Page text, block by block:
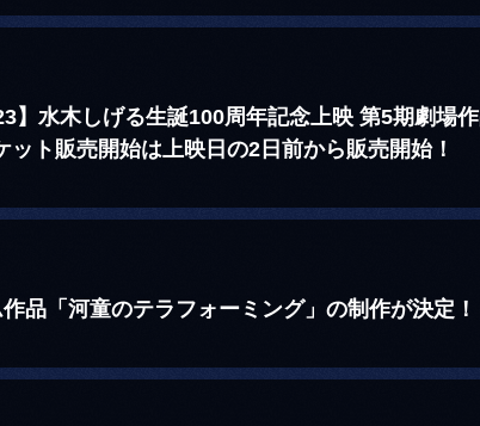
】水木しげる生誕100周年記念上映 第5期劇場
ト販売開始は上映日の2日前から販売開始！
品「河童のテラフォーミング」の制作が決定！